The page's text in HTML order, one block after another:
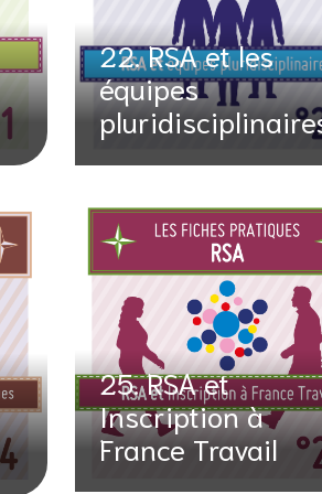
22. RSA et les
équipes
25. RSA et
Inscription à
France Travail